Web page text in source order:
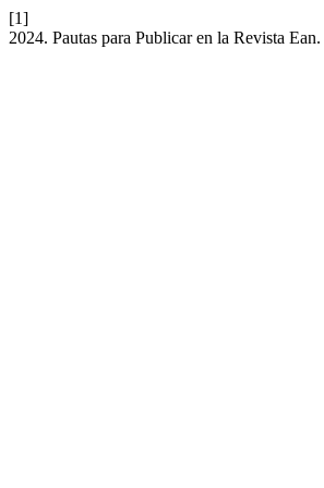
[1]
2024. Pautas para Publicar en la Revista Ean.